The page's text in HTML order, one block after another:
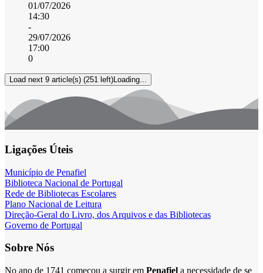
01/07/2026
14:30
-
29/07/2026
17:00
0
Load next 9 article(s) (251 left)Loading...
Ligações Úteis
Município de Penafiel
Biblioteca Nacional de Portugal
Rede de Bibliotecas Escolares
Plano Nacional de Leitura
Direção-Geral do Livro, dos Arquivos e das Bibliotecas
Governo de Portugal
Sobre Nós
No ano de 1741 começou a surgir em Penafiel a necessidade de se